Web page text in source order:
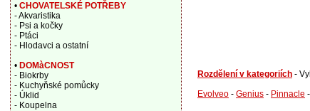
Rozdělení v kategoriích -
Evolveo - Genius - Pinnacle -
• CHOVATELSKÉ POTŘEBY
- Akvaristika
- Psi a kočky
- Ptáci
- Hlodavci a ostatní
• DOMàCNOST
- Biokrby
- Kuchyňské pomůcky
- Úklid
- Koupelna